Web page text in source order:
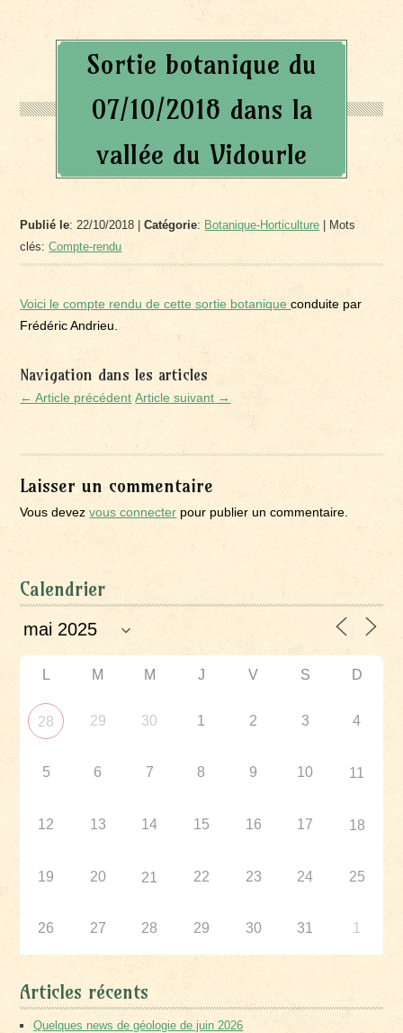
Sortie botanique du
07/10/2018 dans la
vallée du Vidourle
Publié le: 22/10/2018 |Catégorie: Botanique-Horticulture | Mots
clés:Compte-rendu
Voici le compte rendu de cette sortie botaniqueconduite par
Frédéric Andrieu.
Navigation dans les articles
← Article précédent Article suivant →
Laisser un commentaire
Vous devezvous connecter pour publier un commentaire.
Calendrier
L M M J V S D
28 29 30 1 2 3 4
5 6 7 8 9 10 11
12 13 14 15 16 17 18
19 20 21 22 23 24 25
26 27 28 29 30 31 1
Articles récents
Quelques news de géologie de juin 2026